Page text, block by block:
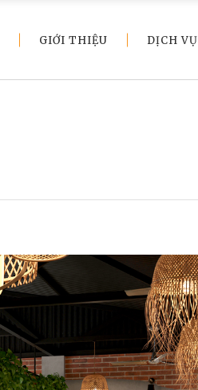
GIỚI THIỆU DỊCH VỤ